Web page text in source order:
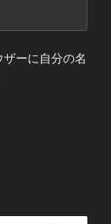
ーに自分の名